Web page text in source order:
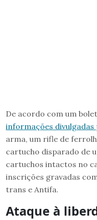
De acordo com um
informações
arma, um rifle de
cartucho disparado de
cartuchos intactos no
inscrições gravadas
trans e Antifa.
Ataque à